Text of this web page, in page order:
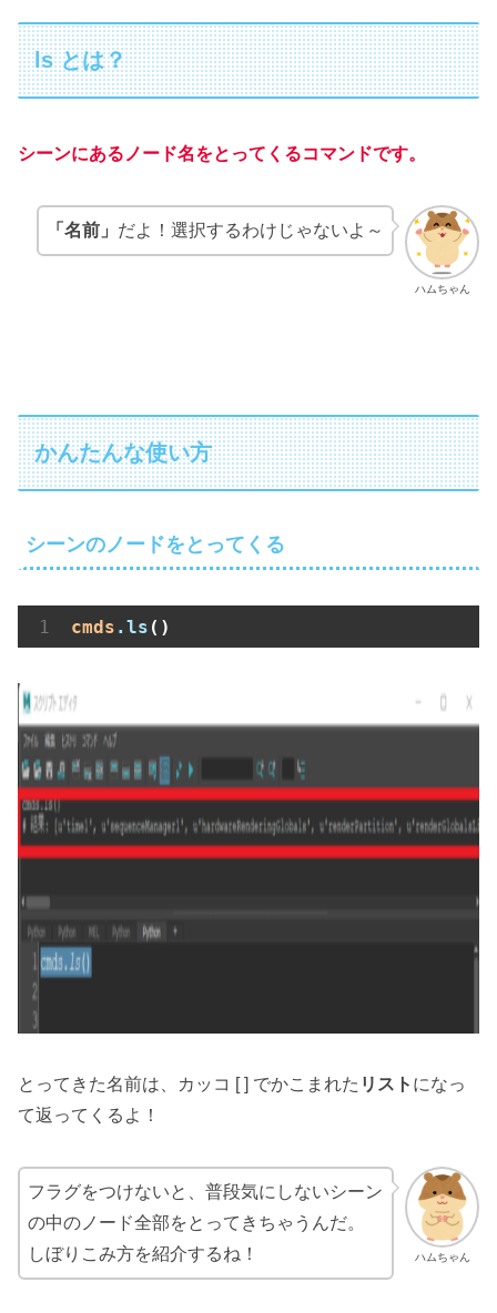
ls とは？
シーンにあるノード名をとってくるコマンドです。
ハムちゃん
「名前」 だよ！選択するわけじゃないよ～
かんたんな使い方
シーンのノードをとってくる
cmds .ls ()
とってきた名前は、カッコ [ ] でかこまれた リスト になっ
て返ってくるよ！
ハムちゃん
フラグをつけないと、普段気にしないシーン
の中のノード全部をとってきちゃうんだ。
しぼりこみ方を紹介するね！